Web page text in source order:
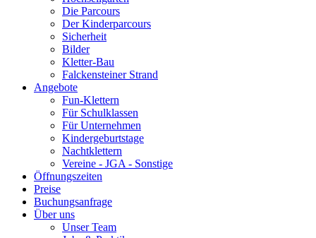
Die Parcours
Der Kinderparcours
Sicherheit
Bilder
Kletter-Bau
Falckensteiner Strand
Angebote
Fun-Klettern
Für Schulklassen
Für Unternehmen
Kindergeburtstage
Nachtklettern
Vereine - JGA - Sonstige
Öffnungszeiten
Preise
Buchungsanfrage
Über uns
Unser Team